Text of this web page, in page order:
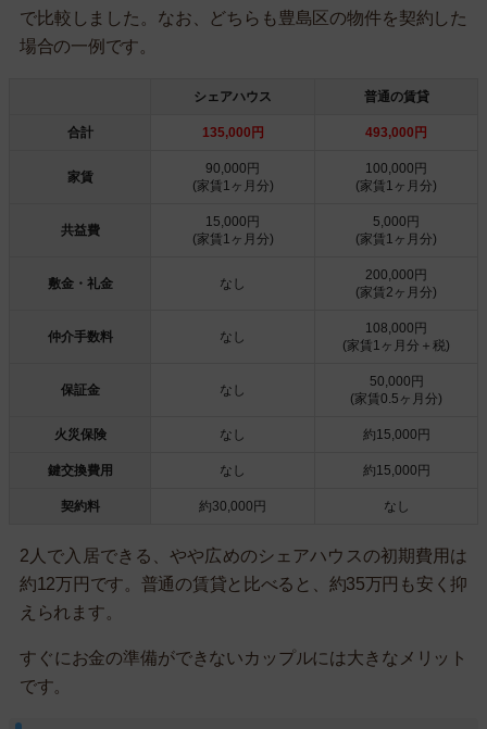
で比較しました。なお、どちらも豊島区の物件を契約した
場合の一例です。
シェアハウス 普通の賃貸
合計 135,000円 493,000円
家賃
90,000円
(家賃1ヶ月分)
100,000円
(家賃1ヶ月分)
共益費
15,000円
(家賃1ヶ月分)
5,000円
(家賃1ヶ月分)
敷金・礼金 なし
200,000円
(家賃2ヶ月分)
仲介手数料 なし
108,000円
(家賃1ヶ月分＋税)
保証金 なし
50,000円
(家賃0.5ヶ月分)
火災保険 なし 約15,000円
鍵交換費用 なし 約15,000円
契約料 約30,000円 なし
2人で入居できる、やや広めのシェアハウスの初期費用は
約12万円です。普通の賃貸と比べると、約35万円も安く抑
えられます。
すぐにお金の準備ができないカップルには大きなメリット
です。